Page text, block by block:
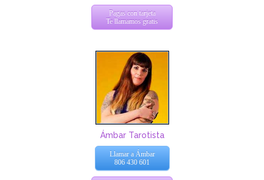
Pagas con tarjeta
Te llamamos gratis
Ámbar Tarotista
Llamar a Ámbar
806 430 601